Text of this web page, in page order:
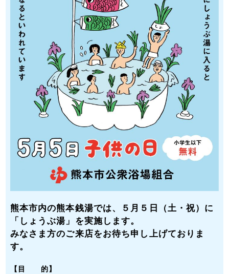
熊本市内の熊本銭湯では、５月５日（土・祝）に
「しょうぶ湯」を実施します。
みなさま方のご来店をお待ち申し上げておりま
す。
【目 的】